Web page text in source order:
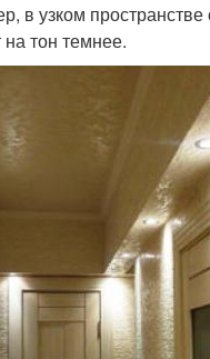
в узком
тон темнее.